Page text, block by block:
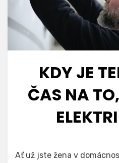
KDY JE
ČAS NA
Ať už jste žena v